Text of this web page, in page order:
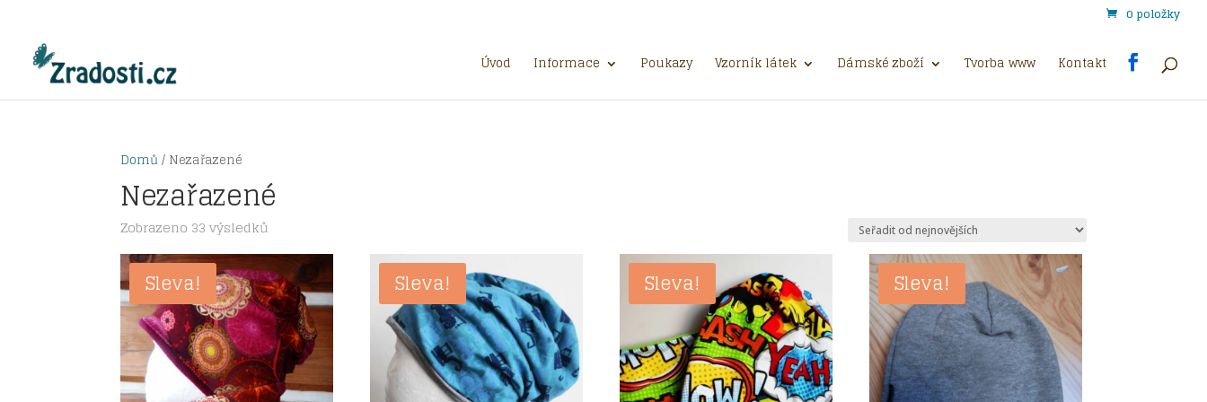
0 položky
Úvod Informace Poukazy Vzorník látek Dámské zboží Tvorba www Kontakt
Domů/ Nezařazené
Nezařazené
Zobrazeno 33 výsledků
nejnovějších
Sleva! Sleva! Sleva! Sleva!